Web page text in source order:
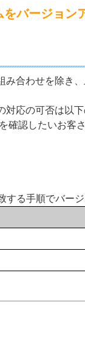
バージョン
み合わせを除き
対応の可否は以
確認したいお客
する手順でバー